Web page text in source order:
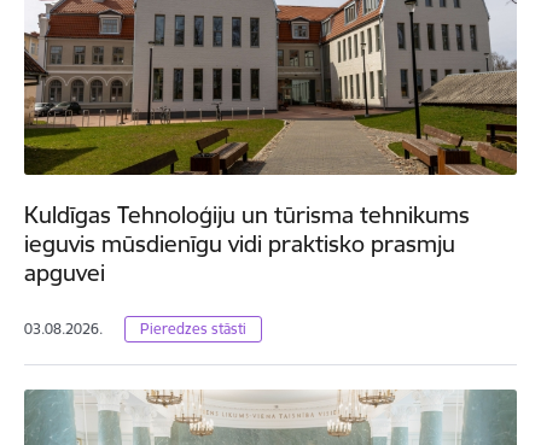
Kuldīgas Tehnoloģiju un tūrisma tehnikums
ieguvis mūsdienīgu vidi praktisko prasmju
apguvei
03.08.2026. Pieredzes stāsti